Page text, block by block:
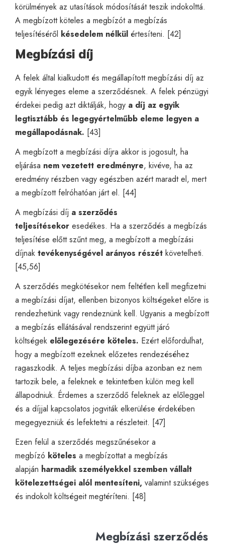
körülmények az utasítások módosítását teszik indokolttá.
A megbízott köteles a megbízót a megbízás
teljesítéséről késedelem nélkül értesíteni. [42]
Megbízási díj
A felek által kialkudott és megállapított megbízási díj az
egyik lényeges eleme a szerződésnek. A felek pénzügyi
érdekei pedig azt diktálják, hogy a díj az egyik
legtisztább és legegyértelműbb eleme legyen a
megállapodásnak. [43]
A megbízott a megbízási díjra akkor is jogosult, ha
eljárása nem vezetett eredményre, kivéve, ha az
eredmény részben vagy egészben azért maradt el, mert
a megbízott felróhatóan járt el. [44]
A megbízási díj a szerződés
teljesítésekor esedékes. Ha a szerződés a megbízás
teljesítése előtt szűnt meg, a megbízott a megbízási
díjnak tevékenységével arányos részét követelheti.
[45,56]
A szerződés megkötésekor nem feltétlen kell megfizetni
a megbízási díjat, ellenben bizonyos költségeket előre is
rendezhetünk vagy rendeznünk kell. Ugyanis a megbízott
a megbízás ellátásával rendszerint együtt járó
költségek előlegezésére köteles. Ezért előfordulhat,
hogy a megbízott ezeknek előzetes rendezéséhez
ragaszkodik. A teljes megbízási díjba azonban ez nem
tartozik bele, a feleknek e tekintetben külön meg kell
állapodniuk. Érdemes a szerződő feleknek az előleggel
és a díjjal kapcsolatos jogviták elkerülése érdekében
megegyezniük és lefektetni a részleteit. [47]
Ezen felül a szerződés megszűnésekor a
megbízó köteles a megbízottat a megbízás
alapján harmadik személyekkel szemben vállalt
kötelezettségei alól mentesíteni, valamint szükséges
és indokolt költségeit megtéríteni. [48]
Megbízási szerződés